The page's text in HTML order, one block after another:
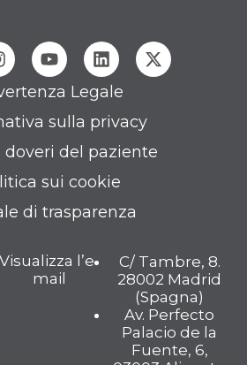
Legale
sulla privacy
del paziente
sui cookie
di trasparenza
Visualizza l’e-
mail
C/ Tambre, 8.
28002 Madrid
(Spagna)
Av. Perfecto
Palacio de la
Fuente, 6,